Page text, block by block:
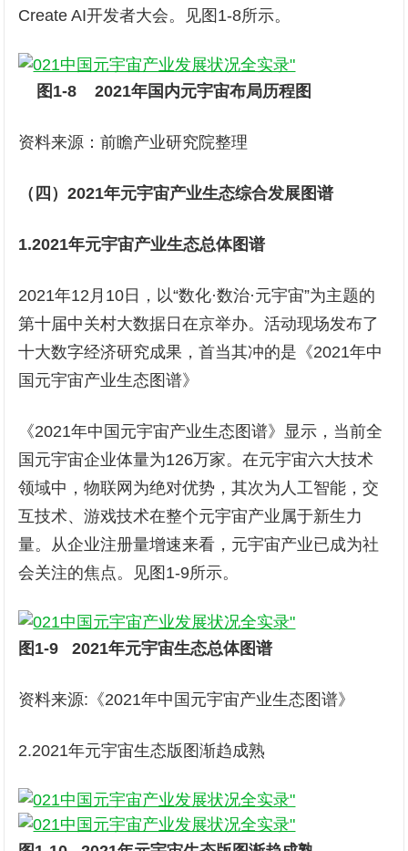
Create AI开发者大会。见图1-8所示。
图 1-82021年国内元宇宙布局历程图
资料来源：前瞻产业研究院整理
（四）2021年元宇宙产业生态综合发展图谱
1.2021年元宇宙产业生态总体图谱
2021年12月10日，以“数化·数治·元宇宙”为主题的
第十届中关村大数据日在京举办。活动现场发布了
十大数字经济研究成果，首当其冲的是《2021年中
国元宇宙产业生态图谱》
《2021年中国元宇宙产业生态图谱》显示，当前全
国元宇宙企业体量为126万家。在元宇宙六大技术
领域中，物联网为绝对优势，其次为人工智能，交
互技术、游戏技术在整个元宇宙产业属于新生力
量。从企业注册量增速来看，元宇宙产业已成为社
会关注的焦点。见图1-9所示。
图 1-92021年元宇宙生态总体图谱
资料来源:《2021年中国元宇宙产业生态图谱》
2.2021年元宇宙生态版图渐趋成熟